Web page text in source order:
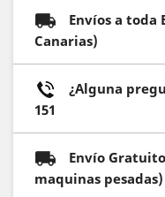
Envíos a toda
Canarias)
¿Alguna
151
Envío
maquinas pesadas)